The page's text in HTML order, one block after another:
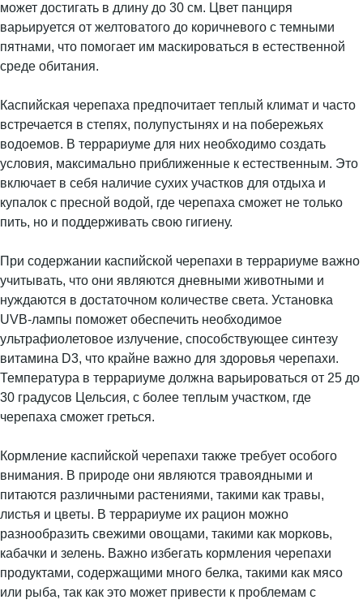
может достигать в длину до 30 см. Цвет панциря
варьируется от желтоватого до коричневого с темными
пятнами, что помогает им маскироваться в естественной
среде обитания.
Каспийская черепаха предпочитает теплый климат и часто
встречается в степях, полупустынях и на побережьях
водоемов. В террариуме для них необходимо создать
условия, максимально приближенные к естественным. Это
включает в себя наличие сухих участков для отдыха и
купалок с пресной водой, где черепаха сможет не только
пить, но и поддерживать свою гигиену.
При содержании каспийской черепахи в террариуме важно
учитывать, что они являются дневными животными и
нуждаются в достаточном количестве света. Установка
UVB-лампы поможет обеспечить необходимое
ультрафиолетовое излучение, способствующее синтезу
витамина D3, что крайне важно для здоровья черепахи.
Температура в террариуме должна варьироваться от 25 до
30 градусов Цельсия, с более теплым участком, где
черепаха сможет греться.
Кормление каспийской черепахи также требует особого
внимания. В природе они являются травоядными и
питаются различными растениями, такими как травы,
листья и цветы. В террариуме их рацион можно
разнообразить свежими овощами, такими как морковь,
кабачки и зелень. Важно избегать кормления черепахи
продуктами, содержащими много белка, такими как мясо
или рыба, так как это может привести к проблемам с